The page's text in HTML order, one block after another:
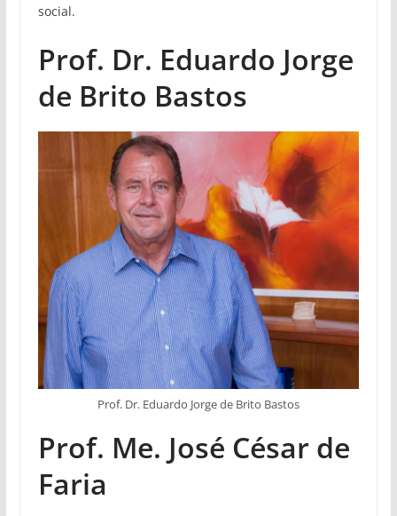
social.
Prof. Dr. Eduardo Jorge
de Brito Bastos
Prof. Dr. Eduardo Jorge de Brito Bastos
Prof. Me. José César de
Faria